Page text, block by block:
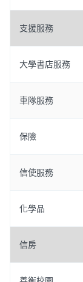
支援服務
大學書店服務
車隊服務
保險
信使服務
化學品
信房